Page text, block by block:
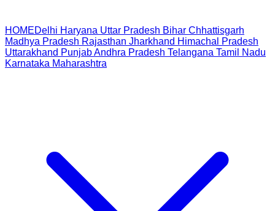
HOMEDelhi Haryana Uttar Pradesh Bihar Chhattisgarh
Madhya Pradesh Rajasthan Jharkhand Himachal Pradesh
Uttarakhand PunjabAndhra Pradesh Telangana Tamil Nadu
Karnataka Maharashtra